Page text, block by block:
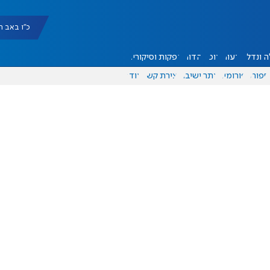
כ"ו באב
ונדל"ן דעות אוכל יהדות הפקות וסיקורים
ספורט פורומים אתר ישיבה יצירת קשר עוד